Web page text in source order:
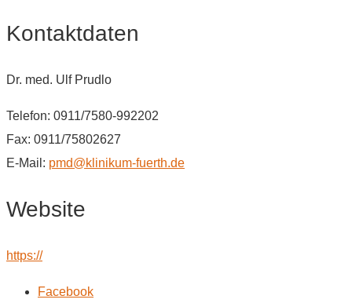
Kontaktdaten
Dr. med. Ulf Prudlo
Telefon: 0911/7580-992202
Fax: 0911/75802627
E-Mail: pmd@klinikum-fuerth.de
Website
https://
Facebook